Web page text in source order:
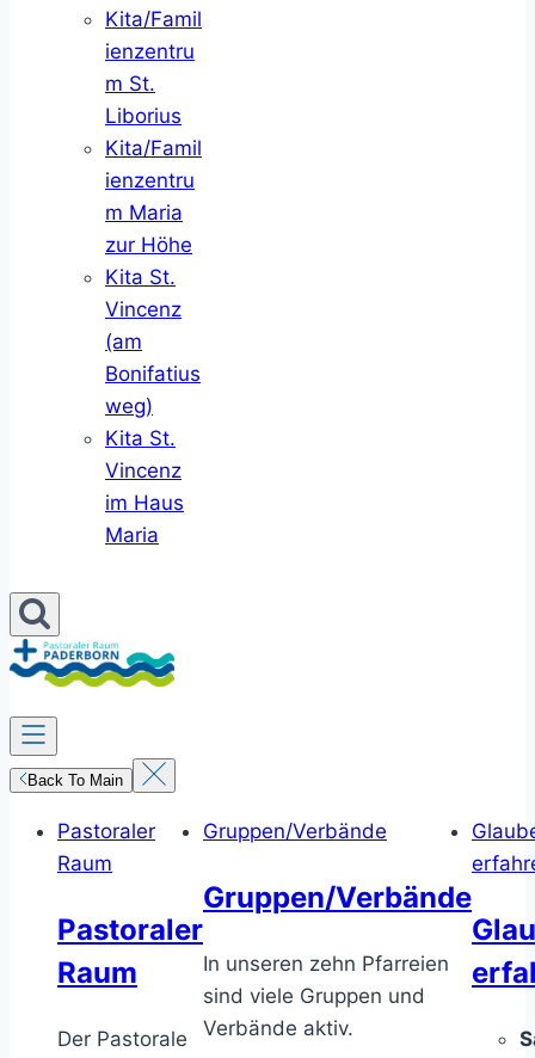
Kita/Famil
ienzentru
m St.
Liborius
Kita/Famil
ienzentru
m Maria
zur Höhe
Kita St.
Vincenz
(am
Bonifatius
weg)
Kita St.
Vincenz
im Haus
Maria
Back To Main
Pastoraler
Raum
Pastoraler
Raum
Der Pastorale
Gruppen/Verbände
Gruppen/Verbände
In unseren zehn Pfarreien
sind viele Gruppen und
Verbände aktiv.